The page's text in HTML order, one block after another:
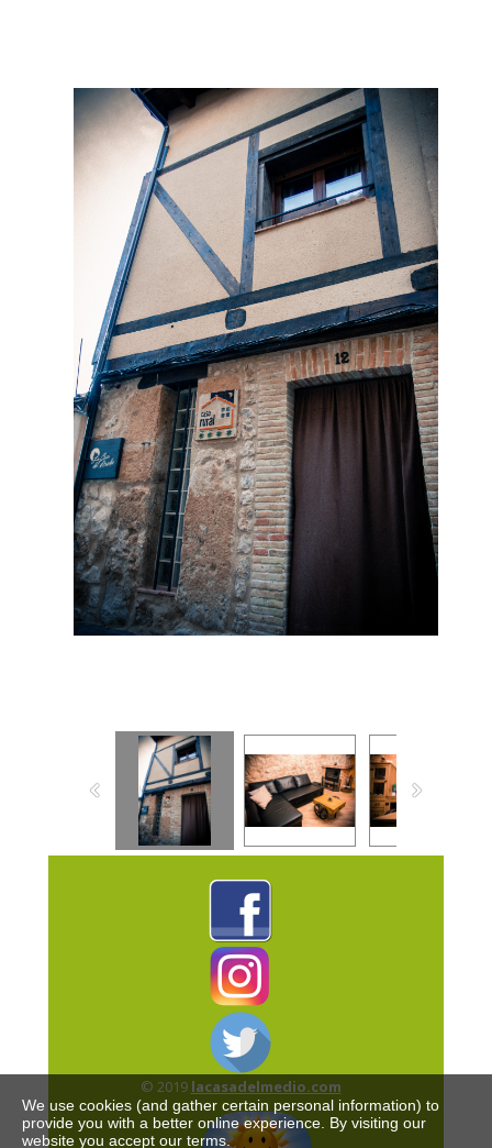
© 2019 lacasadelmedio.com
We use cookies (and gather certain personal information) to
provide you with a better online experience. By visiting our
website you accept our terms.